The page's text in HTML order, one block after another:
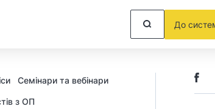
До
Семінари та вебінари
з ОП